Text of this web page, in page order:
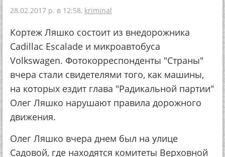
28.02.2017 р. в 12:58, kriminal
Кортеж Ляшко состоит из внедорожника
Сadillac Escalade и микроавтобуса
Volkswagen. Фотокорреспонденты "Страны"
вчера стали свидетелями того, как машины,
на которых ездит глава "Радикальной партии"
Олег Ляшко нарушают правила дорожного
движения.
Олег Ляшко вчера днем был на улице
Садовой, где находятся комитеты Верховной